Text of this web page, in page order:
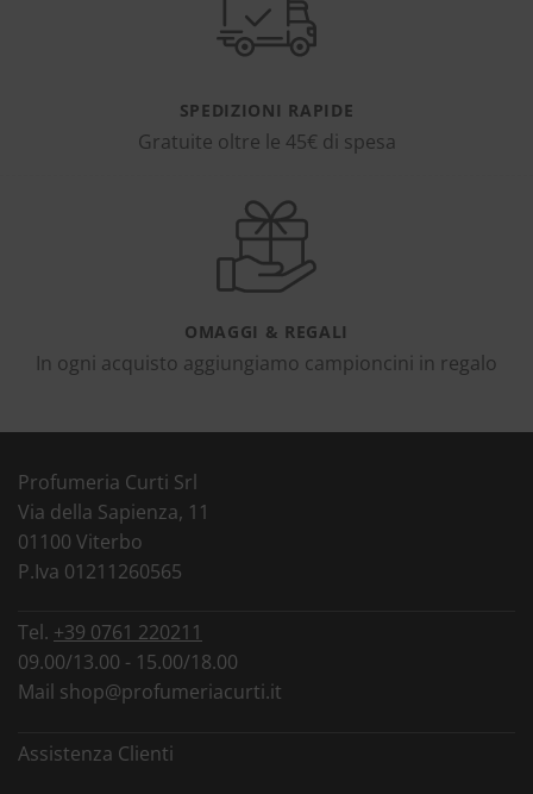
SPEDIZIONI RAPIDE
Gratuite oltre le 45€ di spesa
OMAGGI & REGALI
In ogni acquisto aggiungiamo campioncini in regalo
Profumeria Curti Srl
Via della Sapienza, 11
01100 Viterbo
P.Iva 01211260565
Tel. +39 0761 220211
09.00/13.00 - 15.00/18.00
Mail shop@profumeriacurti.it
Assistenza Clienti